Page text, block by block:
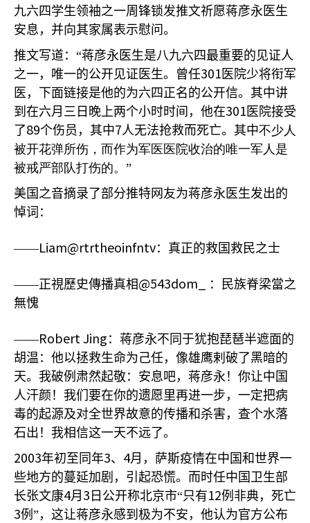
九六四学生领袖之一周锋锁发推文祈愿蒋彦永医生
安息，并向其家属表示慰问。
推文写道：“蒋彦永医生是八九六四最重要的见证人
之一，唯一的公开见证医生。曾任301 医院少将衔军
医，下面链接是他的为六四正名的公开信。其中讲
到在六月三日晚上两个小时时间，他在301 医院接受
了89个伤员，其中7人无法抢救而死亡。其中不少人
被开花弹所伤，而作为军医医院收治的唯一军人是
被戒严部队打伤的。”
美国之音摘录了部分推特网友为蒋彦永医生发出的
悼词：
——Liam@rtrtheoinfntv：真正的救国救民之士
——正視歷史傳播真相@543dom_
：民族脊梁當之
無愧
——Robert Jing ：蒋彦永不同于犹抱琵琶半遮面的
胡温：他以拯救生命为己任，像雄鹰剌破了黑暗的
天。我破例肃然起敬：安息吧，蒋彦永！你让中国
人汗颜！我们要在你的遗愿里再进一步，一定把病
毒的起源及对全世界故意的传播和杀害，查个水落
石出！我相信这一天不远了。
2003年初至同年3、 4月，萨斯疫情在中国和世界一
些地方的蔓延加剧，引起恐慌。而时任中国卫生部
长张文康4月 3 日公开称北京市“只有12例非典，死亡
3例”，这让蒋彦永感到极为不安，他认为官方公布